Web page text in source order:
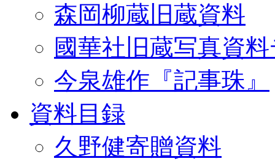
森岡柳蔵旧蔵資料
國華社旧蔵写真資
今泉雄作『記事珠』
資料目録
久野健寄贈資料